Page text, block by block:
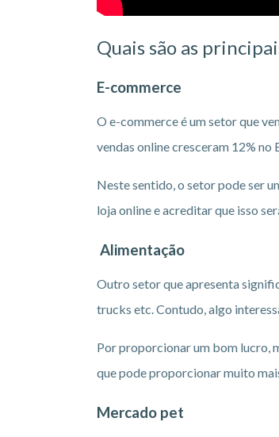
Quais são as
E-commerce
O e-commerce é um setor que
vendas online cresceram 12%
Neste sentido, o setor pode ser
loja online e acreditar que isso
Alimentação
Outro setor que apresenta
trucks etc. Contudo, algo
Por proporcionar um bom lucro,
que pode proporcionar muito
Mercado pet